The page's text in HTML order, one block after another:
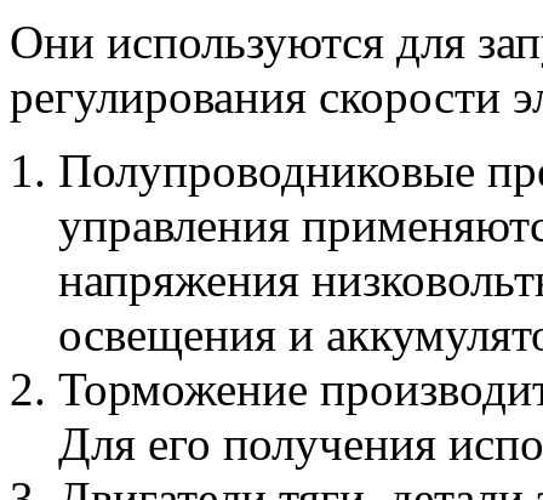
Они используются для
регулирования скорости
Полупроводниковые
управления
напряжения
освещения и
Торможение
Для его получения